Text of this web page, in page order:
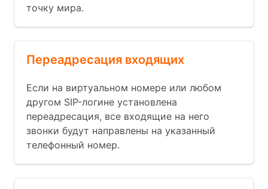
точку мира.
Переадресация входящих
Если на виртуальном номере или любом
другом SIP-логине установлена
переадресация, все входящие на него
звонки будут направлены на указанный
телефонный номер.